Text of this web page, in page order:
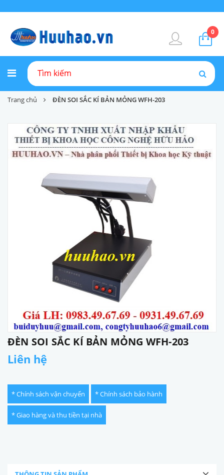
0
Trang chủ ĐÈN SOI SẮC KÍ BẢN MỎNG WFH-203
ĐÈN SOI SẮC KÍ BẢN MỎNG WFH-203
Liên hệ
* Chính sách vận chuyển * Chính sách bảo hành
* Giao hàng và thu tiền tại nhà